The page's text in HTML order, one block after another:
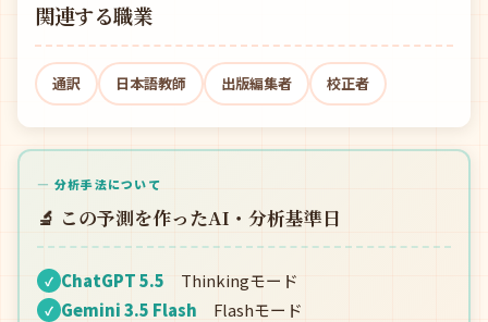
関連する職業
通訳 日本語教師 出版編集者 校正者
— 分析手法について
🔬 この予測を作ったAI・分析基準日
✓ ChatGPT 5.5 Thinkingモード
✓ Gemini 3.5 Flash Flashモード